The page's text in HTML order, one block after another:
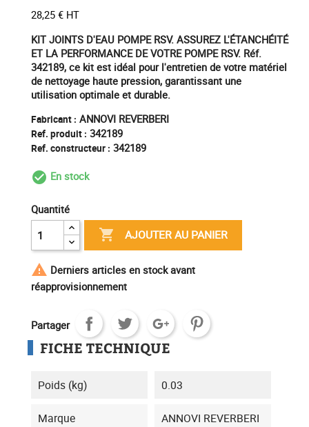
28,25 € HT
KIT JOINTS D'EAU POMPE RSV. ASSUREZ L'ÉTANCHÉITÉ
ET LA PERFORMANCE DE VOTRE POMPE RSV. Réf.
342189, ce kit est idéal pour l'entretien de votre matériel
de nettoyage haute pression, garantissant une
utilisation optimale et durable.
Fabricant : ANNOVI REVERBERI
Ref. produit : 342189
Ref. constructeur : 342189
check_circle_outline
En stock
Quantité
 AJOUTER AU PANIER
 Derniers articles en stock avant
réapprovisionnement
Partager
FICHE TECHNIQUE
Poids (kg) 0.03
Marque ANNOVI REVERBERI